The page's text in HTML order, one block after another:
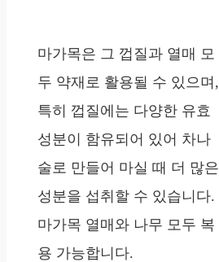
마가목은 그 껍질과 열매 모
두 약재로 활용될 수 있으며,
특히 껍질에는 다양한 유효
성분이 함유되어 있어 차나
술로 만들어 마실 때 더 많은
성분을 섭취할 수 있습니다.
마가목 열매와 나무 모두 복
용 가능합니다.